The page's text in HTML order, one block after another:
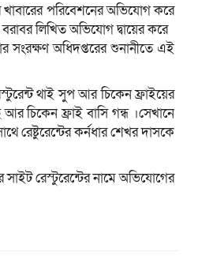
খাবারের পরিবেশনের অভিযোগ করে
লিখিত অভিযোগ দ্বায়ের করে
সংরক্ষণ অধিদপ্তরের শুনানীতে এই
থাই সুপ আর চিকেন ফ্রাইয়ের
চিকেন ফ্রাই বাসি গন্ধ ।সেখানে
রেষ্টুরেন্টের কর্নধার শেখর দাসকে
সাইট রেস্টুরেন্টের নামে অভিযোগের